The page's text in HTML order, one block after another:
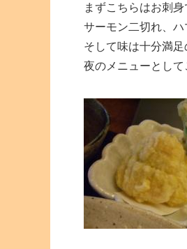
まずこちらはお刺身
サーモン二切れ、ハ
そして味は十分満足
夜のメニューとして